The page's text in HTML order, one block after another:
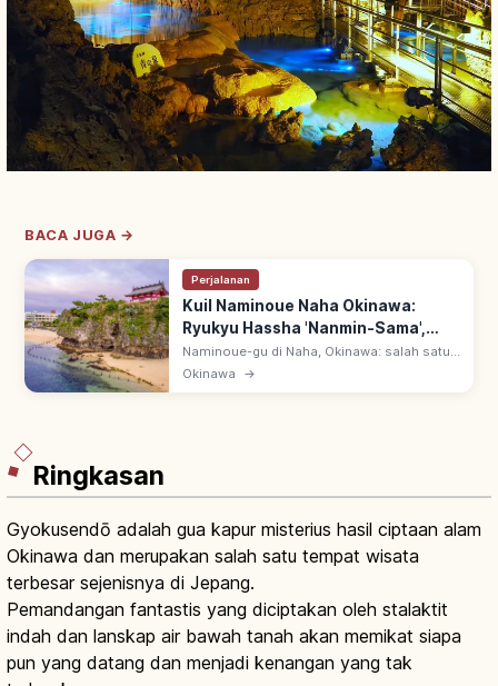
BACA JUGA →
Perjalanan
Kuil Naminoue Naha Okinawa:
Ryukyu Hassha 'Nanmin-Sama',
Tips Berkunjung
Naminoue-gu di Naha, Okinawa: salah satu
Ryukyu Hassha (8 Kuil Utama Ryukyu),
Okinawa →
Ringkasan
Gyokusendō adalah gua kapur misterius hasil ciptaan alam
Okinawa dan merupakan salah satu tempat wisata
terbesar sejenisnya di Jepang.
Pemandangan fantastis yang diciptakan oleh stalaktit
indah dan lanskap air bawah tanah akan memikat siapa
pun yang datang dan menjadi kenangan yang tak